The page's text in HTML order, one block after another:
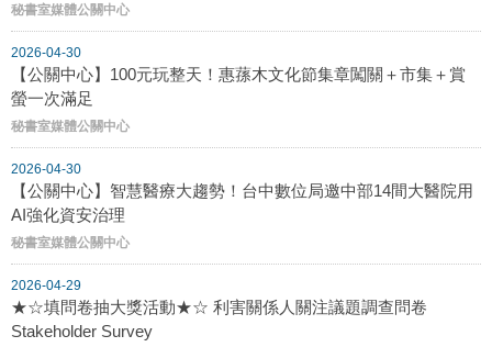
秘書室媒體公關中心
2026-04-30
【公關中心】100元玩整天！惠蓀木文化節集章闖關＋市集＋賞
螢一次滿足
秘書室媒體公關中心
2026-04-30
【公關中心】智慧醫療大趨勢！台中數位局邀中部14間大醫院用
AI強化資安治理
秘書室媒體公關中心
2026-04-29
★☆填問卷抽大獎活動★☆ 利害關係人關注議題調查問卷
Stakeholder Survey